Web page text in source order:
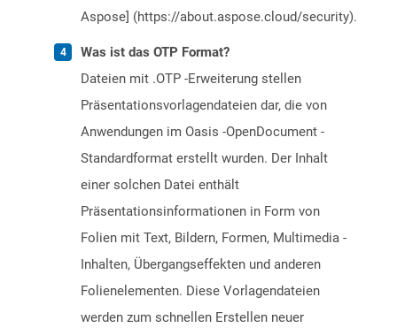
Aspose] (https://about.aspose.cloud/security).
Was ist das OTP Format?
Dateien mit .OTP -Erweiterung stellen
Präsentationsvorlagendateien dar, die von
Anwendungen im Oasis -OpenDocument -
Standardformat erstellt wurden. Der Inhalt
einer solchen Datei enthält
Präsentationsinformationen in Form von
Folien mit Text, Bildern, Formen, Multimedia -
Inhalten, Übergangseffekten und anderen
Folienelementen. Diese Vorlagendateien
werden zum schnellen Erstellen neuer